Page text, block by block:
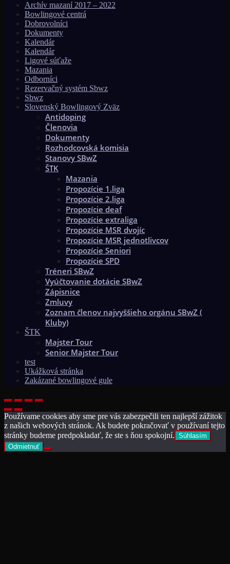
Archív mazaní 2017 – 2022
Bowlingové centrá
Dobrovolníci
Dokumenty
Kalendár
Kalendár
Ligové súťaže
Mazania
Odborníci
Rezervačný systém Sbwz
Sbwz
Slovenský Bowlingový Zväz
Antidoping
Členovia
Dokumenty
Rozhodcovská komisia
Stanovy SBwZ
ŠTK
Mazania
Propozície 1.liga
Propozície 2.liga
Propozície deaf
Propozície extraliga
Propozície MSR dvojíc
Propozície MSR jednotlivcov
Propozície Seniori
Propozície SPD
Tréneri SBwZ
Vyúčtovanie dotácie SBwZ
Zápisnice
Zmluvy
Zoznam členov najvyššieho orgánu SBwZ (
Kluby)
ŠTK
Majster Tour
Senior Majster Tour
test
Ukážková stránka
Zakázané bowlingové gule
Používame cookies aby sme pre vás zabezpečili ten najlepší zážitok
z našich webových stránok. Ak budete pokračovať v používaní tejto
stránky budeme predpokladať, že ste s ňou spokojní. Súhlasím
Odmietnuť